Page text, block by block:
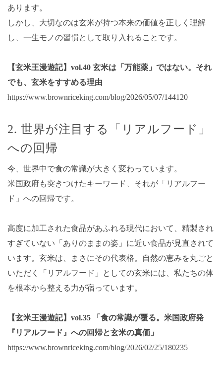
あります。
しかし、大切なのは玄米が持つ本来の価値を正しく理解
し、一生モノの習慣として取り入れることです。
【玄米王漫遊記】vol.40 玄米は「万能薬」ではない。それ
でも、玄米をすすめる理由
https://www.brownriceking.com/blog/2026/05/07/144120
2. 世界が注目する「リアルフード」
への回帰
今、世界中で食の常識が大きく変わっています。
米国政府も突きつけたキーワード、それが「リアルフー
ド」への回帰です。
高度に加工された食品があふれる現代において、精製され
すぎていない「ありのままの姿」に近い食品が見直されて
います。玄米は、まさにその代表格。自然の恵みを丸ごと
いただく「リアルフード」としての玄米には、私たちの体
を根本から整える力が宿っています。
【玄米王漫遊記】vol.35 「食の常識が覆る。米国政府発
『リアルフード』への回帰と玄米の真価」
https://www.brownriceking.com/blog/2026/02/25/180235